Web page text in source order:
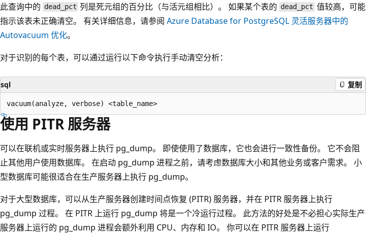
此查询中的 dead_pct 列是死元组的百分比（与活元组相比）。 如果某个表的 dead_pct 值较高，可能
指示该表未正确清空。 有关详细信息，请参阅 Azure Database for PostgreSQL 灵活服务器中的
Autovacuum 优化。
对于识别的每个表，可以通过运行以下命令执行手动清空分析：
sql 复制
使用 PITR 服务器
可以在联机或实时服务器上执行 pg_dump。 即使使用了数据库，它也会进行一致性备份。 它不会阻
止其他用户使用数据库。 在启动 pg_dump 进程之前，请考虑数据库大小和其他业务或客户需求。 小
型数据库可能很适合在生产服务器上执行 pg_dump。
对于大型数据库，可以从生产服务器创建时间点恢复 (PITR) 服务器，并在 PITR 服务器上执行
pg_dump 过程。 在 PITR 上运行 pg_dump 将是一个冷运行过程。 此方法的好处是不必担心实际生产
服务器上运行的 pg_dump 进程会额外利用 CPU、内存和 IO。 你可以在 PITR 服务器上运行